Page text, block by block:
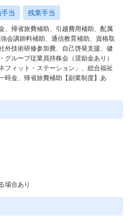
当 残業手当
、帰省旅費補助、引越費用補助、配属
会講師料補助、通信教育補助、資格取
外技術研修参加費、自己啓発支援、健
グループ従業員持株会（奨励金あり）
フィット・ステーション」、総合福祉
時金、帰省旅費補助【副業制度】あ
場合あり